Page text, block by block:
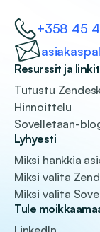
+358 45
Resurssit ja linkit
Tutustu
Hinnoittelu
Sovelletaan-
Lyhyesti
Miksi hankkia
Miksi valita
Miksi valita
Tule